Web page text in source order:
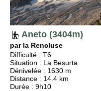
Aneto (3404m)
par la Rencluse
Difficulté : T6
Situation : La Besurta
Dénivelée : 1630 m
Distance : 14.4 km
Durée : 9h10